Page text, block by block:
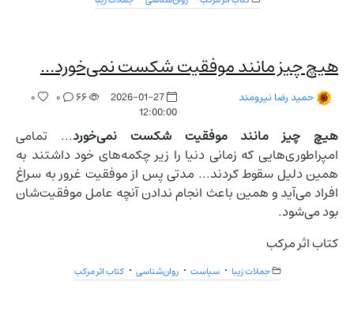
هیچ چیز مانند موفقیت شکست نمی‌خورد...
حمید رضا نیرومند
2026-01-27
12:00:00
۶۶ ۰ ۰
هیچ چیز مانند موفقیت شکست نمی‌خورد... تمامی
امپراطوری‌هایی که زمانی دنیا را زیر چکمه‌های خود داشتند به
همین دلیل سقوط کردند... مدتی پس از موفقیت غرور به سراغ
افراد می‌آید و همین باعث انجام ندادن آنچه عامل موفقیت‌شان
بود می‌شود.
کتاب اثر مرکب
جملات زیبا سیاست روان‌شناسی کتاب اثر مرکب